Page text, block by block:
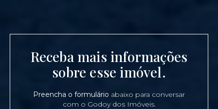
Receba mais informações
sobre esse imóvel.
Preencha o formulário abaixo para conversar
com o Godoy dos Imóveis.